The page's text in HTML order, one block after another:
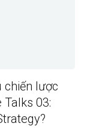
chiến lược
03: